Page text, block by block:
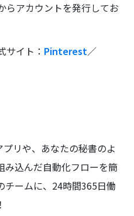
らアカウントを発行してお
イト： Pinterest／
リや、あなたの秘書のよ
み込んだ自動化フローを簡
チームに、24時間365日働